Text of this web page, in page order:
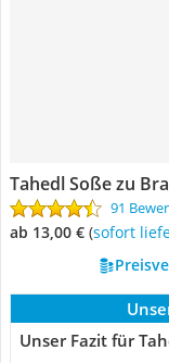
Tahedl Soße zu
91
ab 13,00 € ( Sofort
Unser Fazit für